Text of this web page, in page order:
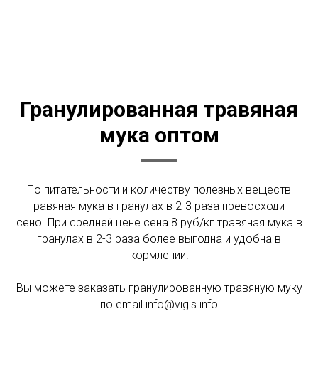
Гранулированная травяная
мука оптом
По питательности и количеству полезных веществ
травяная мука в гранулах в 2-3 раза превосходит
сено. При средней цене сена 8 руб/кг травяная мука в
гранулах в 2-3 раза более выгодна и удобна в
кормлении!
Вы можете заказать гранулированную травяную муку
по email info@vigis.info